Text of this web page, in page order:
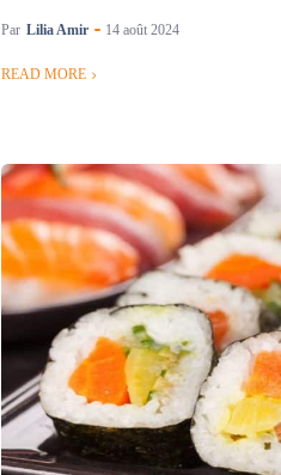
Par Lilia Amir 14 août 2024
READ MORE